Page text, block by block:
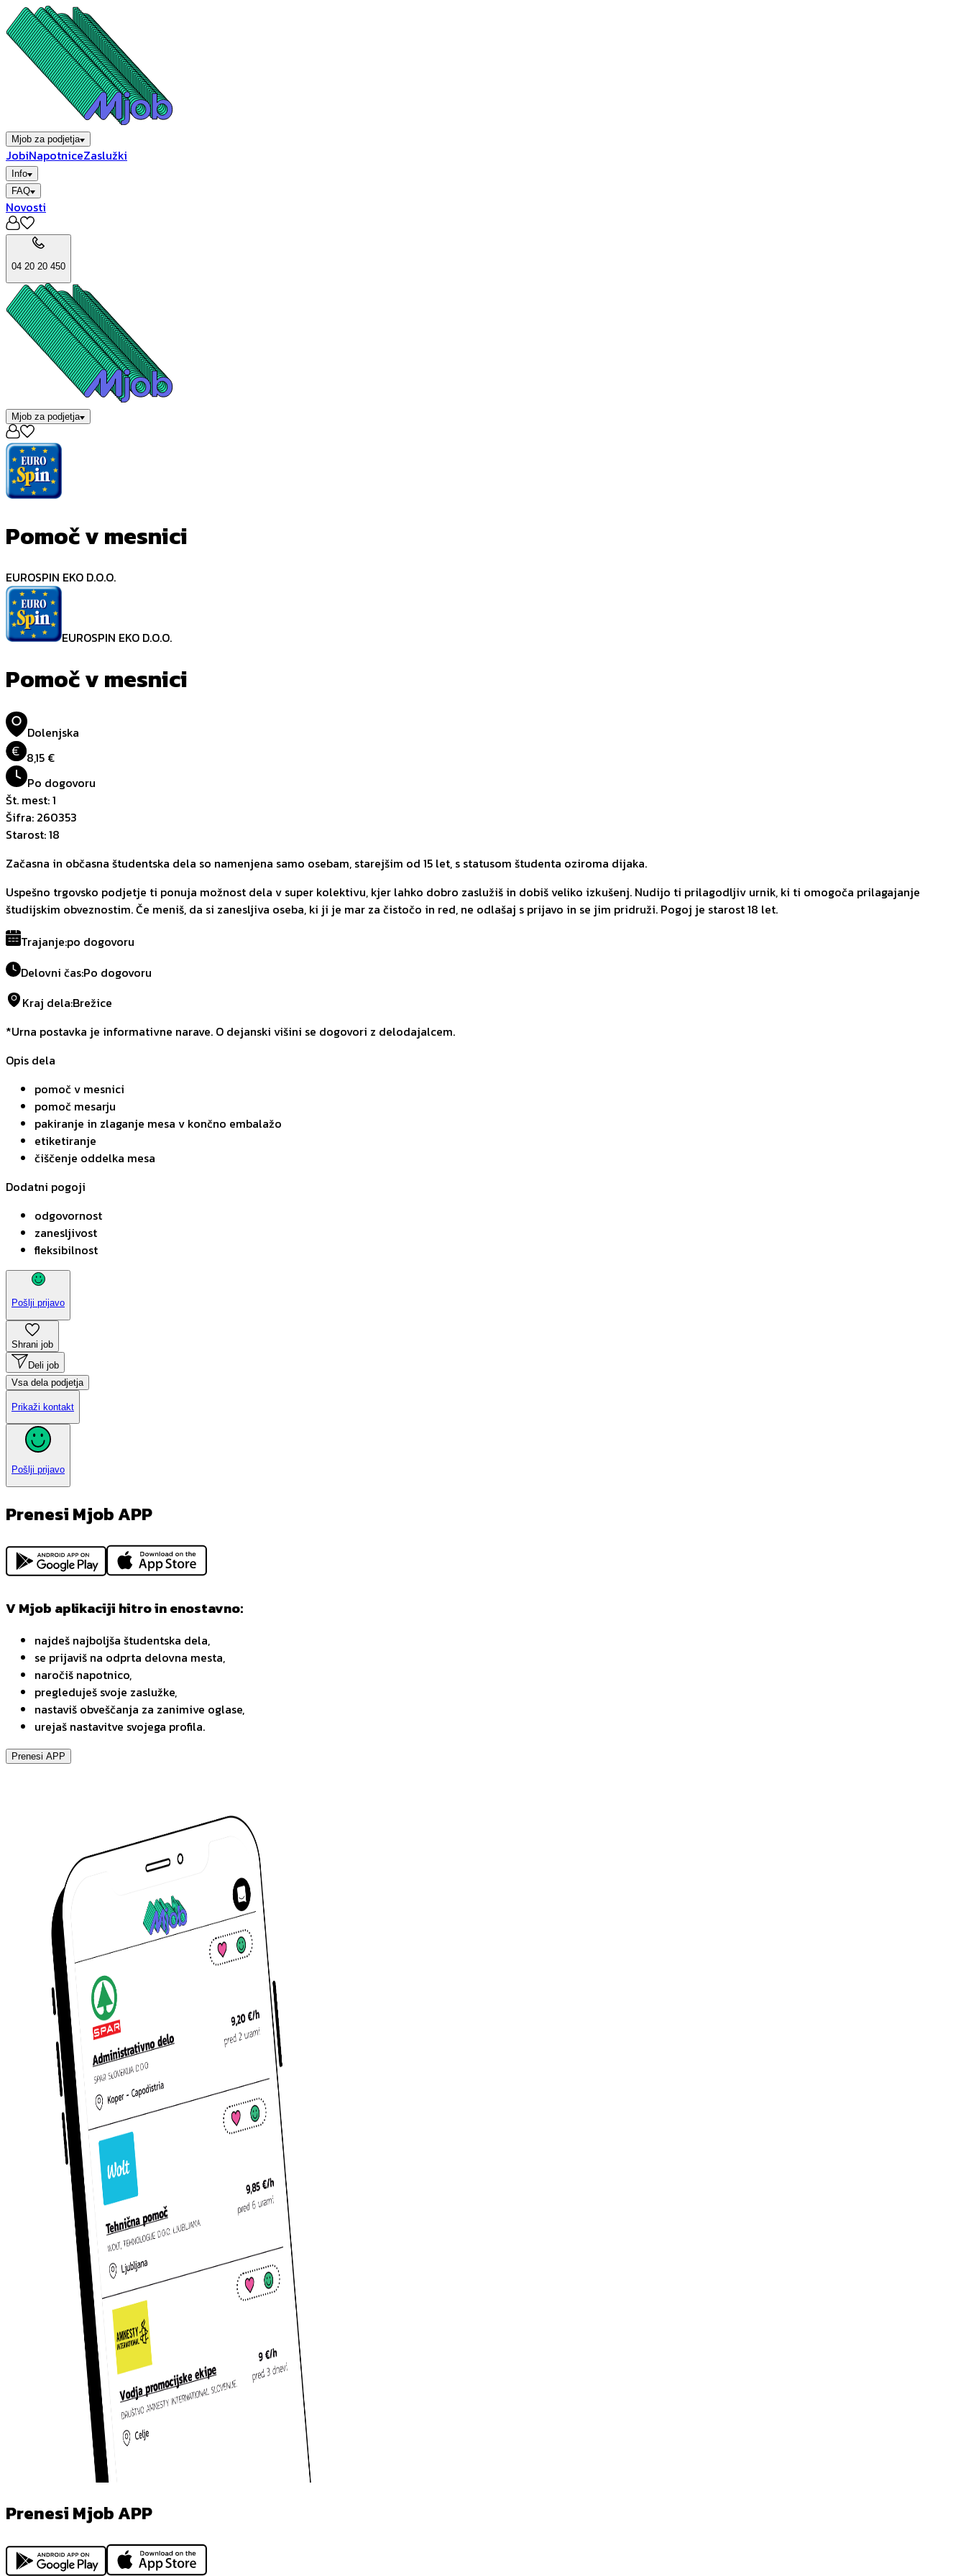
Mjob za podjetja
JobiNapotniceZaslužki
Info
FAQ
Novosti
04 20 20 450
Mjob za podjetja
Pomoč v mesnici
EUROSPIN EKO D.O.O.
EUROSPIN EKO D.O.O.
Pomoč v mesnici
Dolenjska
€ 8,15 €
Po dogovoru
Št. mest:1
Šifra: 260353
Starost:18
Začasna in občasna študentska dela so namenjena samo osebam, starejšim od 15 let, s statusom študenta oziroma dijaka.
Uspešno trgovsko podjetje ti ponuja možnost dela v super kolektivu, kjer lahko dobro zaslužiš in dobiš veliko izkušenj. Nudijo ti prilagodljiv urnik, ki ti omogoča prilagajanje
študijskim obveznostim. Če meniš, da si zanesljiva oseba, ki ji je mar za čistočo in red, ne odlašaj s prijavo in se jim pridruži. Pogoj je starost 18 let.
Trajanje:po dogovoru
Delovni čas:Po dogovoru
Kraj dela:Brežice
*Urna postavka je informativne narave. O dejanski višini se dogovori z delodajalcem.
Opis dela
pomoč v mesnici
pomoč mesarju
pakiranje in zlaganje mesa v končno embalažo
etiketiranje
čiščenje oddelka mesa
Dodatni pogoji
odgovornost
zanesljivost
fleksibilnost
Pošlji prijavo
Shrani job
Deli job
Vsa dela podjetja
Prikaži kontakt
Pošlji prijavo
Prenesi Mjob APP
V Mjob aplikaciji hitro in enostavno:
najdeš najboljša študentska dela,
se prijaviš na odprta delovna mesta,
naročiš napotnico,
pregleduješ svoje zaslužke,
nastaviš obveščanja za zanimive oglase,
urejaš nastavitve svojega profila.
Prenesi APP
Prenesi Mjob APP